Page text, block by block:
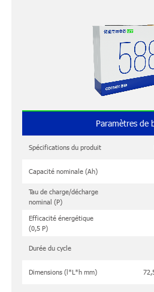
Paramètres de
Spécifications du produit
Capacité nominale (Ah)
Tau de charge/décharge
nominal (P)
Efficacité énergétique
(0,5 P)
Durée du cycle
Dimensions (l*L*h mm)